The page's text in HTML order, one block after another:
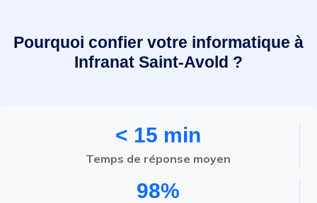
Pourquoi confier votre informatique à
Infranat Saint-Avold ?
< 15 min
Temps de réponse moyen
98%